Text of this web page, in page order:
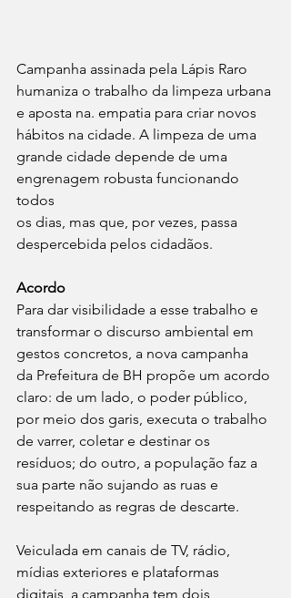
Campanha assinada pela Lápis Raro
humaniza o trabalho da limpeza urbana
e aposta na. empatia para criar novos
hábitos na cidade. A limpeza de uma
grande cidade depende de uma
engrenagem robusta funcionando
todos
os dias, mas que, por vezes, passa
despercebida pelos cidadãos.
Acordo
Para dar visibilidade a esse trabalho e
transformar o discurso ambiental em
gestos concretos, a nova campanha
da Prefeitura de BH propõe um acordo
claro: de um lado, o poder público,
por meio dos garis, executa o trabalho
de varrer, coletar e destinar os
resíduos; do outro, a população faz a
sua parte não sujando as ruas e
respeitando as regras de descarte.
Veiculada em canais de TV, rádio,
mídias exteriores e plataformas
digitais, a campanha tem dois